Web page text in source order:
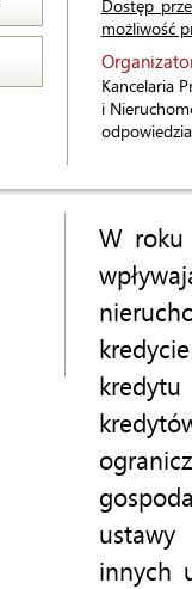
Dostęp
możliwość
Kancelaria
i
W roku
ustawy
innych